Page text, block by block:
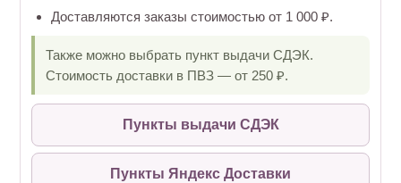
Доставляются заказы стоимостью от 1 000 ₽.
Также можно выбрать пункт выдачи СДЭК.
Стоимость доставки в ПВЗ — от 250 ₽.
Пункты выдачи СДЭК
Пункты Яндекс Доставки